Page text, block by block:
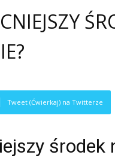
Tweet (Ćwierkaj) na Twitterze
środek